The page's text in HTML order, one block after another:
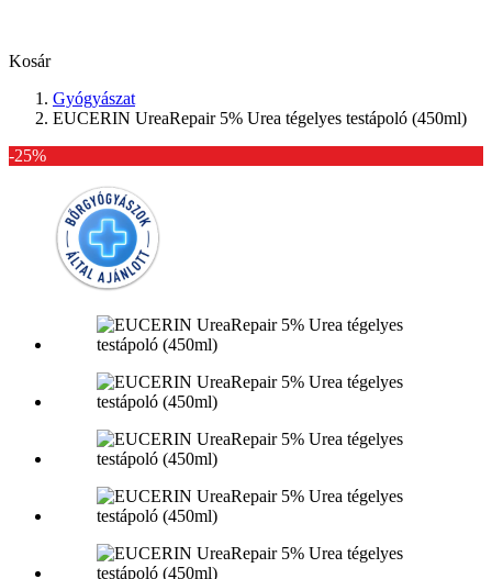
Kosár
Gyógyászat
EUCERIN UreaRepair 5% Urea tégelyes testápoló (450ml)
-25%